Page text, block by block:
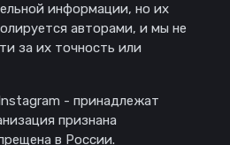
информации, но их
авторами, и мы не
за их точность или
- принадлежат
признана
в России.